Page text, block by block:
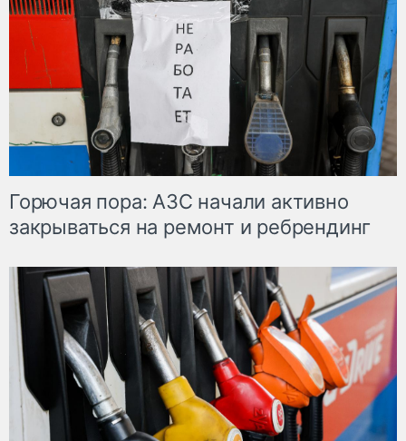
Горючая пора: АЗС начали активно
закрываться на ремонт и ребрендинг